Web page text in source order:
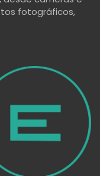
fotográficos,